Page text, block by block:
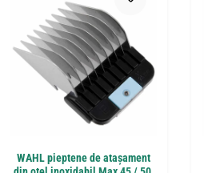
WAHL pieptene de atașament